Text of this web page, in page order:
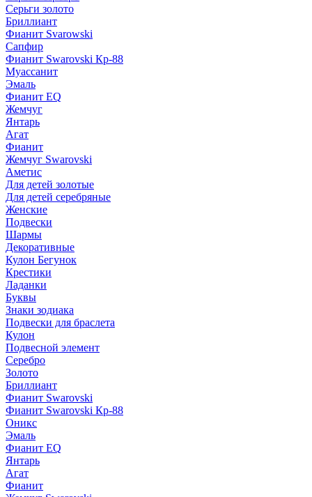
Серьги золото
Бриллиант
Фианит Svarowski
Сапфир
Фианит Swarovski Кр-88
Муассанит
Эмаль
Фианит EQ
Жемчуг
Янтарь
Агат
Фианит
Жемчуг Swarovski
Аметис
Для детей золотые
Для детей серебряные
Женские
Подвески
Шармы
Декоративные
Кулон Бегунок
Крестики
Ладанки
Буквы
Знаки зодиака
Подвески для браслета
Кулон
Подвесной элемент
Серебро
Золото
Бриллиант
Фианит Swarovski
Фианит Swarovski Кр-88
Оникс
Эмаль
Фианит EQ
Янтарь
Агат
Фианит